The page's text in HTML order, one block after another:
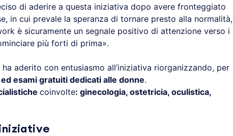
di aderire a questa iniziativa dopo avere fronteggiato
in cui prevale la speranza di tornare presto alla normalità,
è sicuramente un segnale positivo di attenzione verso i
più forti di prima».
ha aderito con entusiasmo all’iniziativa riorganizzando, per
esami gratuiti dedicati alle donne.
coinvolte: ginecologia, ostetricia, oculistica,